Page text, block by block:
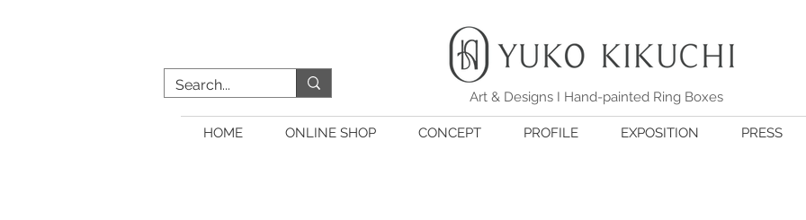
Art & Designs I Hand-painted Ring Boxes
HOME ONLINE SHOP CONCEPT PROFILE EXPOSITION PRESS